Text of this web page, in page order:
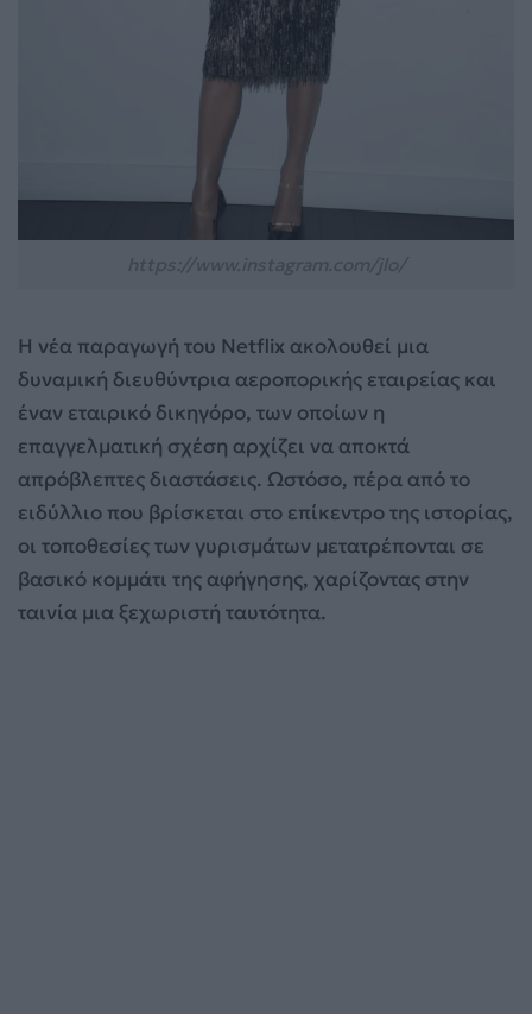
Η νέα παραγωγή του Netflix ακολουθεί μια
δυναμική διευθύντρια αεροπορικής εταιρείας και
έναν εταιρικό δικηγόρο, των οποίων η
επαγγελματική σχέση αρχίζει να αποκτά
απρόβλεπτες διαστάσεις. Ωστόσο, πέρα από το
ειδύλλιο που βρίσκεται στο επίκεντρο της ιστορίας,
οι τοποθεσίες των γυρισμάτων μετατρέπονται σε
βασικό κομμάτι της αφήγησης, χαρίζοντας στην
ταινία μια ξεχωριστή ταυτότητα.